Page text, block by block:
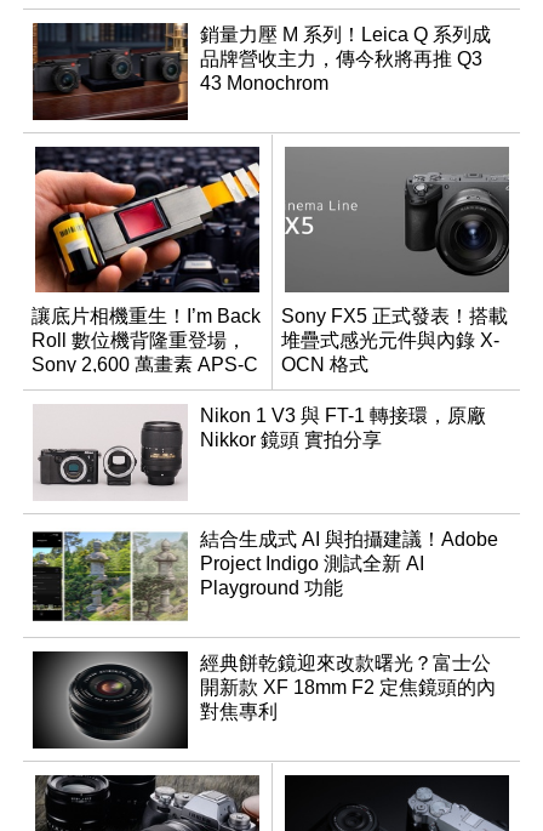
銷量力壓 M 系列！Leica Q 系列成
品牌營收主力，傳今秋將再推 Q3
43 Monochrom
讓底片相機重生！I’m Back
Roll 數位機背隆重登場，
Sony 2,600 萬畫素 APS-C
CMOS
Sony FX5 正式發表！搭載
堆疊式感光元件與內錄 X-
OCN 格式
Nikon 1 V3 與 FT-1 轉接環，原廠
Nikkor 鏡頭 實拍分享
結合生成式 AI 與拍攝建議！Adobe
Project Indigo 測試全新 AI
Playground 功能
經典餅乾鏡迎來改款曙光？富士公
開新款 XF 18mm F2 定焦鏡頭的內
對焦專利